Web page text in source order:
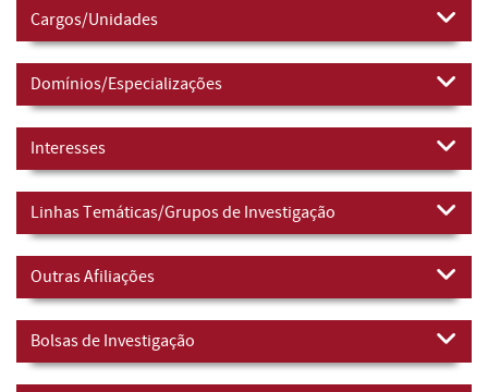
Cargos/Unidades
Domínios/Especializações
Interesses
Linhas Temáticas/Grupos de Investigação
Outras Afiliações
Bolsas de Investigação